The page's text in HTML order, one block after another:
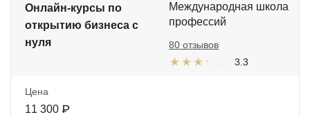
Онлайн-курсы по
открытию бизнеса с
нуля
Международная школа
профессий
3.3
80 отзывов
Цена
11 300 ₽